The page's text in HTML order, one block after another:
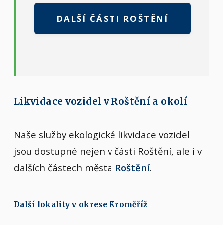
DALŠÍ ČÁSTI ROŠTĚNÍ
Likvidace vozidel v Roštění a okolí
Naše služby ekologické likvidace vozidel
jsou dostupné nejen v části Roštění, ale i v
dalších částech města Roštění.
Další lokality v okrese Kroměříž